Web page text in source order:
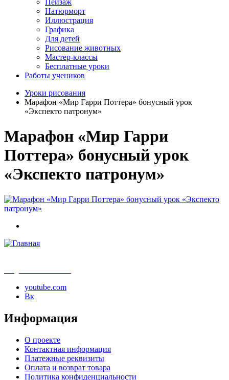
Натюрморт
Иллюстрация
Графика
Для детей
Рисование животных
Мастер-классы
Бесплатные уроки
Работы учеников
Уроки рисования
Марафон «Мир Гарри Поттера» бонусный урок
«Экспекто патронум»
Марафон «Мир Гарри
Поттера» бонусный урок
«Экспекто патронум»
youtube.com
Вк
Информация
О проекте
Контактная информация
Платежные реквизиты
Оплата и возврат товара
Политика конфиденциальности